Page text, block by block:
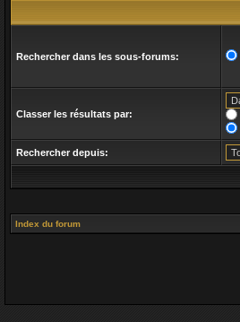
Rechercher dans les sous-forums:
Classer les résultats par:
Rechercher depuis:
Index du forum